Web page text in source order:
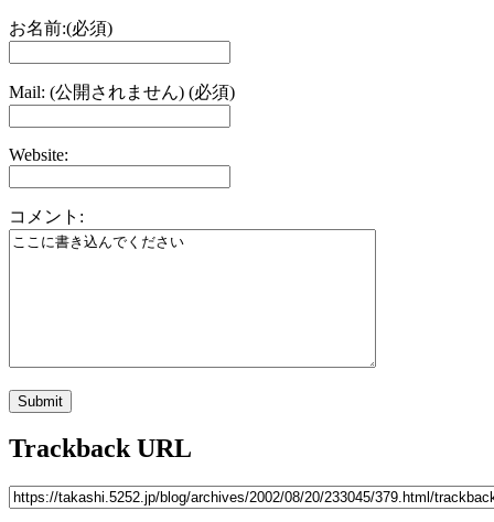
お名前:(必須)
Mail: (公開されません) (必須)
Website:
コメント:
Trackback URL